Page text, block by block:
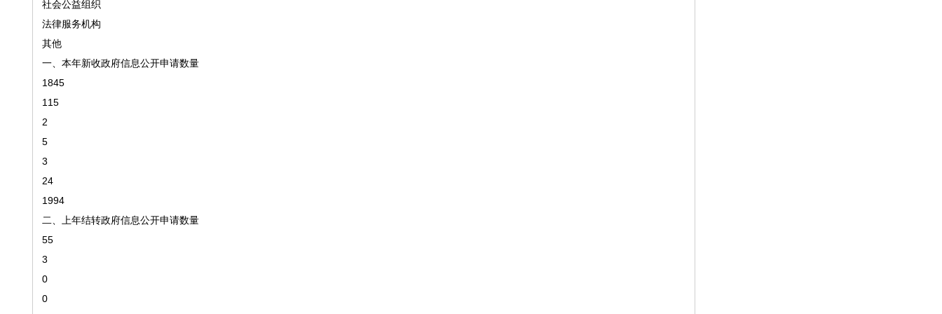
社会公益组织
法律服务机构
其他
一、本年新收政府信息公开申请数量
1845
115
2
5
3
24
1994
二、上年结转政府信息公开申请数量
55
3
0
0